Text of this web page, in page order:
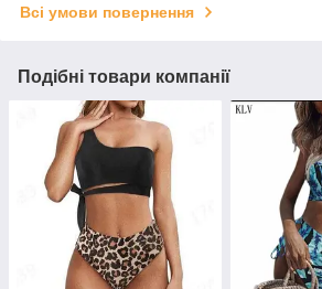
Всі умови повернення
Подібні товари компанії